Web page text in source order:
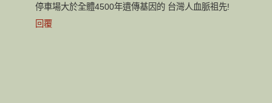
停車場大於全體4500年遺傳基因的 台灣人血脈祖先!
回覆